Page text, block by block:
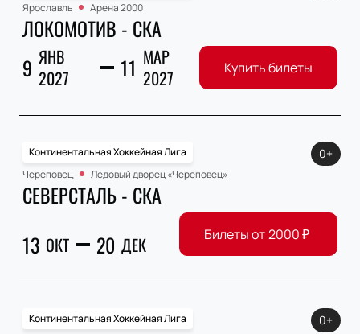
Ярославль
Арена 2000
ЛОКОМОТИВ - СКА
9 ЯНВ
2027
11 МАР
2027
Купить билеты
Континентальная Хоккейная Лига
Череповец
Ледовый дворец «Череповец»
СЕВЕРСТАЛЬ - СКА
13 ОКТ 20 ДЕК
0+
Билеты от2000₽
Континентальная Хоккейная Лига
0+